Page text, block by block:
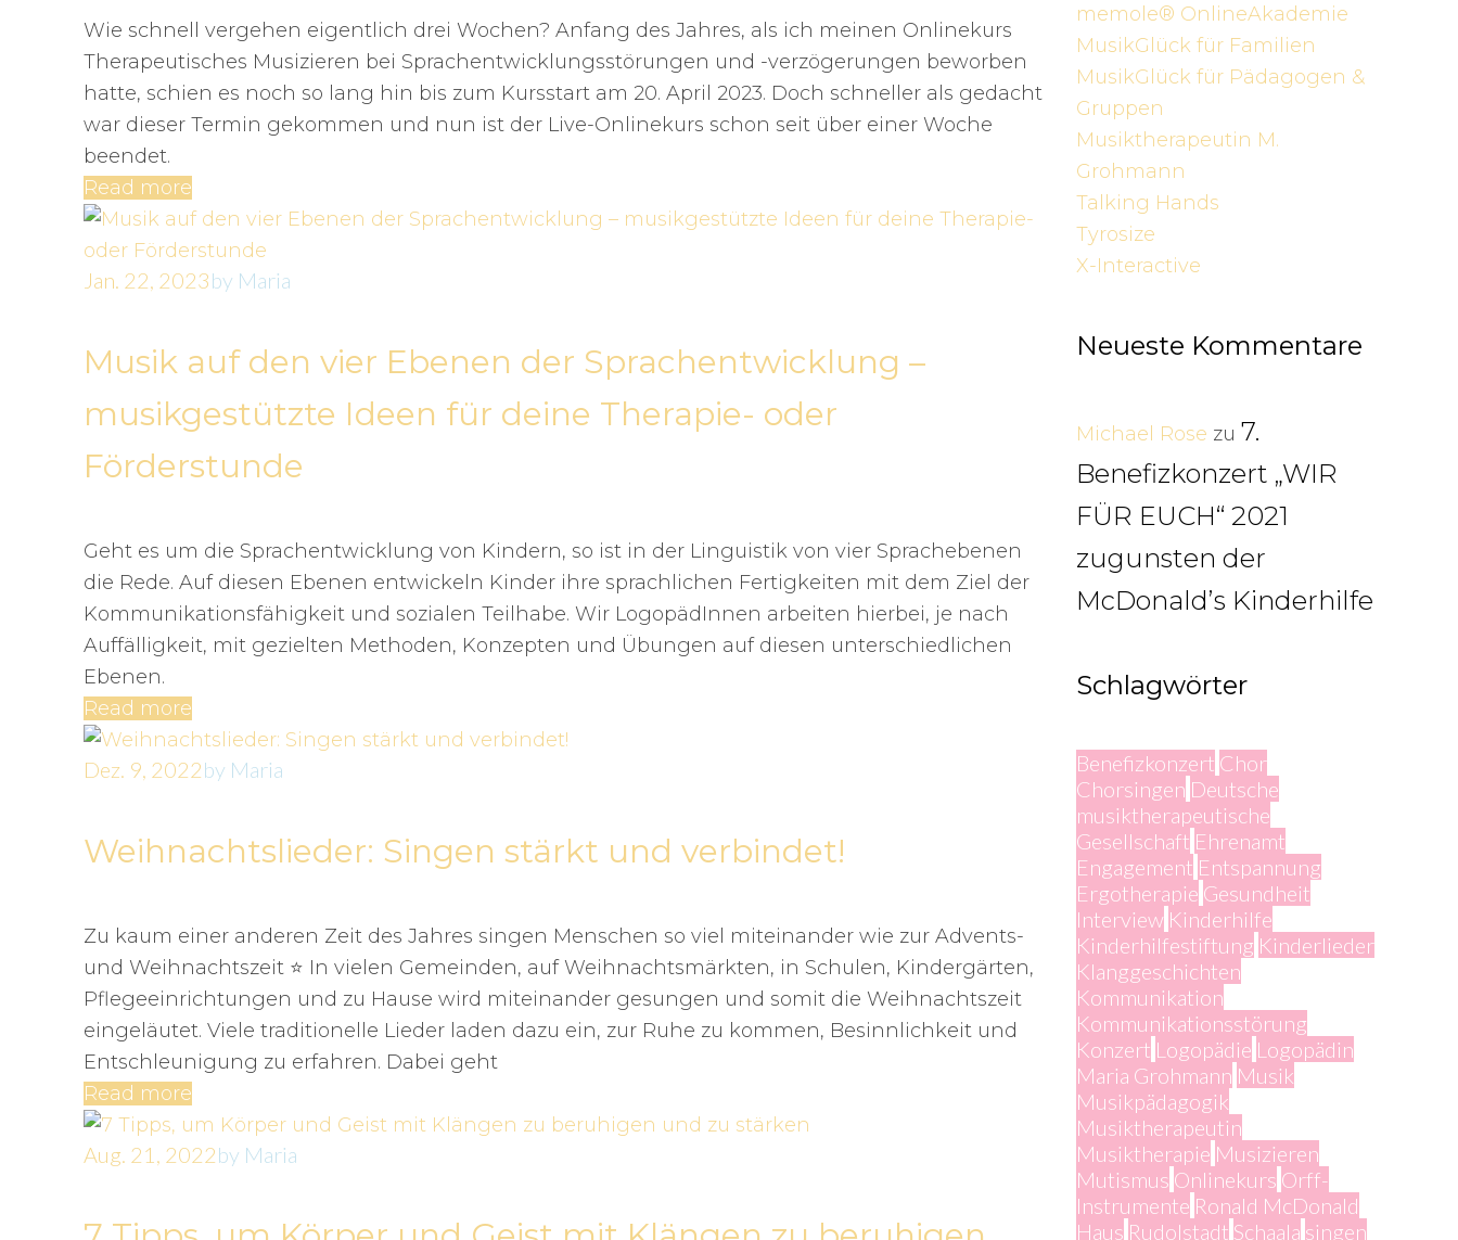
Wie schnell vergehen eigentlich drei Wochen? Anfang des Jahres, als ich meinen Onlinekurs
Therapeutisches Musizieren bei Sprachentwicklungsstörungen und -verzögerungen beworben
hatte, schien es noch so lang hin bis zum Kursstart am 20. April 2023. Doch schneller als gedacht
war dieser Termin gekommen und nun ist der Live-Onlinekurs schon seit über einer Woche
beendet.
Read more
Jan. 22, 2023by Maria
Musik auf den vier Ebenen der Sprachentwicklung –
musikgestützte Ideen für deine Therapie- oder
Förderstunde
Geht es um die Sprachentwicklung von Kindern, so ist in der Linguistik von vier Sprachebenen
die Rede. Auf diesen Ebenen entwickeln Kinder ihre sprachlichen Fertigkeiten mit dem Ziel der
Kommunikationsfähigkeit und sozialen Teilhabe. Wir LogopädInnen arbeiten hierbei, je nach
Auffälligkeit, mit gezielten Methoden, Konzepten und Übungen auf diesen unterschiedlichen
Ebenen.
Read more
Dez. 9, 2022by Maria
Weihnachtslieder: Singen stärkt und verbindet!
Zu kaum einer anderen Zeit des Jahres singen Menschen so viel miteinander wie zur Advents-
und Weihnachtszeit ⭐️ In vielen Gemeinden, auf Weihnachtsmärkten, in Schulen, Kindergärten,
Pflegeeinrichtungen und zu Hause wird miteinander gesungen und somit die Weihnachtszeit
eingeläutet. Viele traditionelle Lieder laden dazu ein, zur Ruhe zu kommen, Besinnlichkeit und
Entschleunigung zu erfahren. Dabei geht
Read more
Aug. 21, 2022by Maria
memole® OnlineAkademie
MusikGlück für Familien
MusikGlück für Pädagogen &
Gruppen
Musiktherapeutin M.
Grohmann
Talking Hands
Tyrosize
X-Interactive
Neueste Kommentare
Michael Rose zu 7.
Benefizkonzert „WIR
FÜR EUCH“ 2021
zugunsten der
McDonald’s Kinderhilfe
Schlagwörter
Benefizkonzert Chor
Chorsingen Deutsche
musiktherapeutische
Gesellschaft Ehrenamt
Engagement Entspannung
Ergotherapie Gesundheit
Interview Kinderhilfe
Kinderhilfestiftung Kinderlieder
Klanggeschichten
Kommunikation
Kommunikationsstörung
Konzert Logopädie Logopädin
Maria Grohmann Musik
Musikpädagogik
Musiktherapeutin
Musiktherapie Musizieren
Mutismus Onlinekurs Orff-
Instrumente Ronald McDonald
Haus Rudolstadt Schaala singen